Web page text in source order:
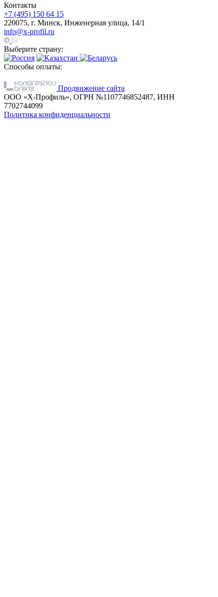
Контакты
+7 (495) 150 64 15
220075, г. Минск, Инженерная улица, 14/1
info@x-profil.ru
Выберите страну:
Способы оплаты:
Продвижение сайта
ООО «Х-Профиль», ОГРН №1107746852487, ИНН
7702744099
Политика конфиденциальности